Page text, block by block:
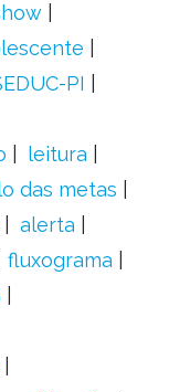
PI
leitura
das metas
alerta
fluxograma